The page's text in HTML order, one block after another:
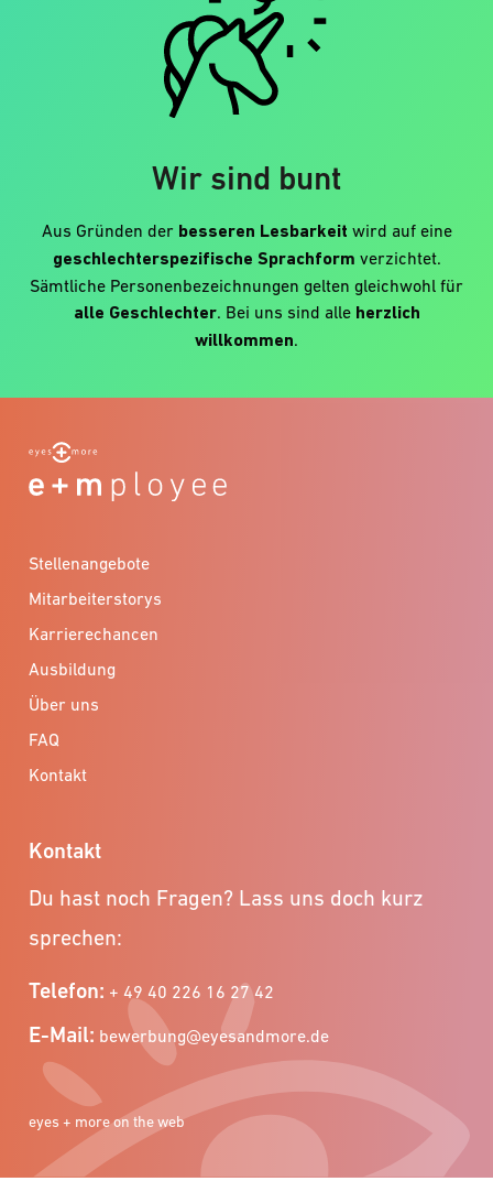
Wir sind bunt
Aus Gründen der besseren Lesbarkeit wird auf eine
geschlechterspezifische Sprachform verzichtet.
Sämtliche Personenbezeichnungen gelten gleichwohl für
alle Geschlechter. Bei uns sind alle herzlich
willkommen.
Stellenangebote
Mitarbeiterstorys
Karrierechancen
Ausbildung
Über uns
FAQ
Kontakt
Kontakt
Du hast noch Fragen? Lass uns doch kurz
sprechen:
Telefon: + 49 40 226 16 27 42
E-Mail: bewerbung@eyesandmore.de
eyes + more on the web